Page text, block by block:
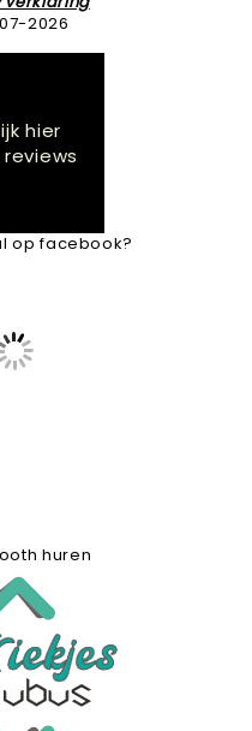
2026
hier
op facebook?
huren